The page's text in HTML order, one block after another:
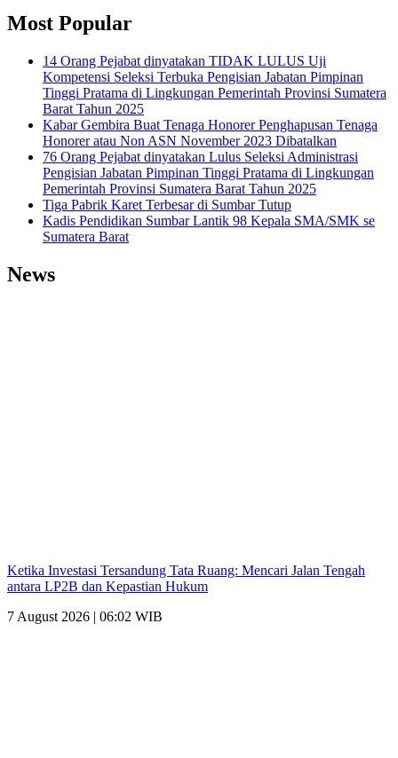
Most Popular
14 Orang Pejabat dinyatakan TIDAK LULUS Uji
Kompetensi Seleksi Terbuka Pengisian Jabatan Pimpinan
Tinggi Pratama di Lingkungan Pemerintah Provinsi Sumatera
Barat Tahun 2025
Kabar Gembira Buat Tenaga Honorer Penghapusan Tenaga
Honorer atau Non ASN November 2023 Dibatalkan
76 Orang Pejabat dinyatakan Lulus Seleksi Administrasi
Pengisian Jabatan Pimpinan Tinggi Pratama di Lingkungan
Pemerintah Provinsi Sumatera Barat Tahun 2025
Tiga Pabrik Karet Terbesar di Sumbar Tutup
Kadis Pendidikan Sumbar Lantik 98 Kepala SMA/SMK se
Sumatera Barat
News
Ketika Investasi Tersandung Tata Ruang: Mencari Jalan Tengah
antara LP2B dan Kepastian Hukum
7 August 2026 | 06:02 WIB